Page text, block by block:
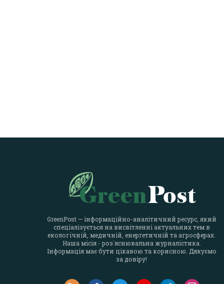
GreenPost — інформаційно-аналітичний ресурс, який
спеціалізується на висвітленні актуальних тем в
екологічній, медичній, енергетичній та агросферах.
Наша місія - роз`яснювальна журналістика.
Інформація має бути цікавою та корисною. Дякуємо
за довіру!